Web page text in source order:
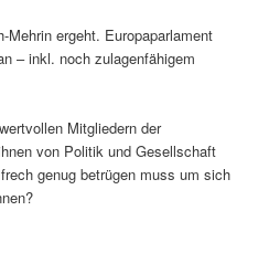
ergeht. Europaparlament
– inkl. noch zulagenfähigem
Mitgliedern der
von Politik und Gesellschaft
genug betrügen muss um sich